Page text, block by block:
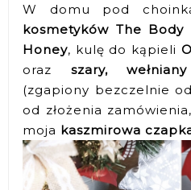
W domu pod
kosmetyków The
Honey, kulę do kąpieli
oraz szary,
(zgapiony bezczelnie od
od złożenia
moja kaszmirowa